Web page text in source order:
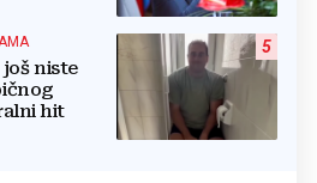
5
niste
hit